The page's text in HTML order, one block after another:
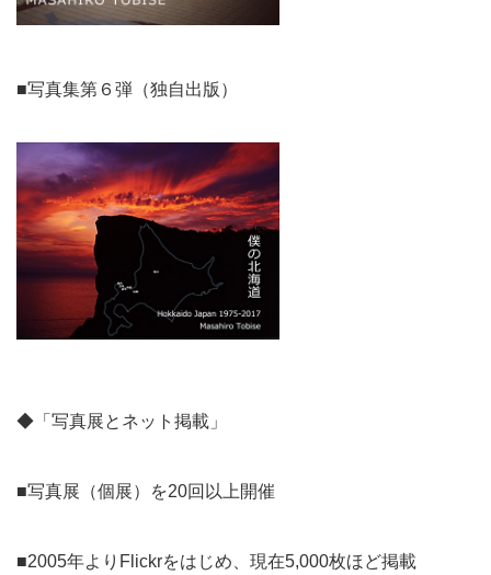
■写真集第６弾（独自出版）
◆「写真展とネット掲載」
■写真展（個展）を20回以上開催
■2005年よりFlickrをはじめ、現在5,000枚ほど掲載